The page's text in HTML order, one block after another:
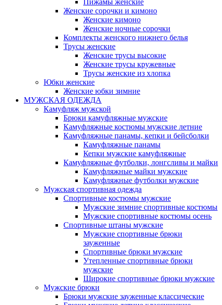
Пижамы женские
Женские сорочки и кимоно
Женские кимоно
Женские ночные сорочки
Комплекты женского нижнего белья
Трусы женские
Женские трусы высокие
Женские трусы кружевные
Трусы женские из хлопка
Юбки женские
Женские юбки зимние
МУЖСКАЯ ОДЕЖДА
Камуфляж мужской
Брюки камуфляжные мужские
Камуфляжные костюмы мужские летние
Камуфляжные панамы, кепки и бейсболки
Камуфляжные панамы
Кепки мужские камуфляжные
Камуфляжные футболки, лонгсливы и майки
Камуфляжные майки мужские
Камуфляжные футболки мужские
Мужская спортивная одежда
Спортивные костюмы мужские
Мужские зимние спортивные костюмы
Мужские спортивные костюмы осень
Спортивные штаны мужские
Мужские спортивные брюки
зауженные
Спортивные брюки мужские
Утепленные спортивные брюки
мужские
Широкие спортивные брюки мужские
Мужские брюки
Брюки мужские зауженные классические